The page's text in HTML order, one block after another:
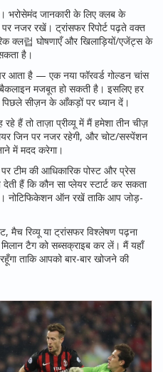
भरोसेमंद जानकारी के लिए क्लब के
नजर रखें। ट्रांसफर रिपोर्ट पढ़ते वक्त
क्ल럽 घोषणाएँ और खिलाड़ियों/एजेंट्स के
है।
आता है — एक नया फॉरवर्ड गोल्डन चांस
मजबूत हो सकती है। इसलिए हर
पिछले सीज़न के आँकड़ों पर ध्यान दें।
हैं तो ताज़ा प्रीव्यू में मैं हमेशा तीन चीज़
जिन पर नजर रहेगी, और चोट/सस्पेंशन
में मदद करेगा।
टीम की आधिकारिक पोस्ट और प्रेस
हैं कि कौन सा प्लेयर स्टार्ट कर सकता
नोटिफिकेशन ऑन रखें ताकि आप जोड़-
रिव्यू या ट्रांसफर विश्लेषण पढ़ना
टैग को सब्सक्राइब कर लें। मैं यहाँ
ताकि आपको बार-बार खोजने की